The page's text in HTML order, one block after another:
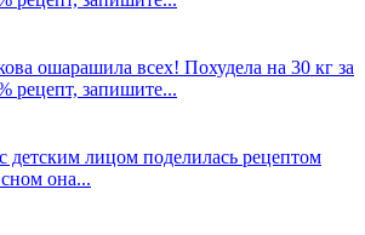
ошарашила всех! Похудела на 30 кг за
рецепт, запишите...
детским лицом поделилась рецептом
она...